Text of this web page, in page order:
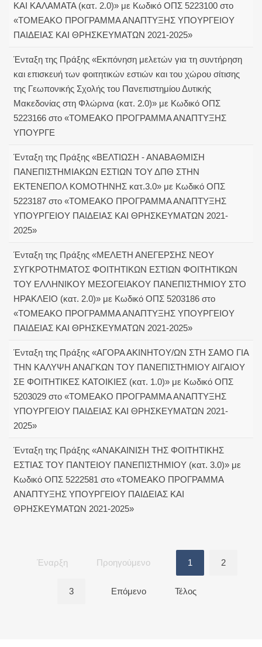
ΚΑΙ ΚΑΛΑΜΑΤΑ (κατ. 2.0)» με Κωδικό ΟΠΣ 5223100 στο
«ΤΟΜΕΑΚΟ ΠΡΟΓΡΑΜΜΑ ΑΝΑΠΤΥΞΗΣ ΥΠΟΥΡΓΕΙΟΥ
ΠΑΙΔΕΙΑΣ ΚΑΙ ΘΡΗΣΚΕΥΜΑΤΩΝ 2021-2025»
Ένταξη της Πράξης «Εκπόνηση μελετών για τη συντήρηση
και επισκευή των φοιτητικών εστιών και του χώρου σίτισης
της Γεωπονικής Σχολής του Πανεπιστημίου Δυτικής
Μακεδονίας στη Φλώρινα (κατ. 2.0)» με Κωδικό ΟΠΣ
5223166 στο «ΤΟΜΕΑΚΟ ΠΡΟΓΡΑΜΜΑ ΑΝΑΠΤΥΞΗΣ
ΥΠΟΥΡΓΕ
Ένταξη της Πράξης «ΒΕΛΤΙΩΣΗ - ΑΝΑΒΑΘΜΙΣΗ
ΠΑΝΕΠΙΣΤΗΜΙΑΚΩΝ ΕΣΤΙΩΝ ΤΟΥ ΔΠΘ ΣΤΗΝ
ΕΚΤΕΝΕΠΟΛ ΚΟΜΟΤΗΝΗΣ κατ.3.0» με Κωδικό ΟΠΣ
5223187 στο «ΤΟΜΕΑΚΟ ΠΡΟΓΡΑΜΜΑ ΑΝΑΠΤΥΞΗΣ
ΥΠΟΥΡΓΕΙΟΥ ΠΑΙΔΕΙΑΣ ΚΑΙ ΘΡΗΣΚΕΥΜΑΤΩΝ 2021-
2025»
Ένταξη της Πράξης «ΜΕΛΕΤΗ ΑΝΕΓΕΡΣΗΣ ΝΕΟΥ
ΣΥΓΚΡΟΤΗΜΑΤΟΣ ΦΟΙΤΗΤΙΚΩΝ ΕΣΤΙΩΝ ΦΟΙΤΗΤΙΚΩΝ
ΤΟΥ ΕΛΛΗΝΙΚΟΥ ΜΕΣΟΓΕΙΑΚΟΥ ΠΑΝΕΠΙΣΤΗΜΙΟΥ ΣΤΟ
ΗΡΑΚΛΕΙΟ (κατ. 2.0)» με Κωδικό ΟΠΣ 5203186 στο
«ΤΟΜΕΑΚΟ ΠΡΟΓΡΑΜΜΑ ΑΝΑΠΤΥΞΗΣ ΥΠΟΥΡΓΕΙΟΥ
ΠΑΙΔΕΙΑΣ ΚΑΙ ΘΡΗΣΚΕΥΜΑΤΩΝ 2021-2025»
Ένταξη της Πράξης «ΑΓΟΡΑ ΑΚΙΝΗΤΟΥ/ΩΝ ΣΤΗ ΣΑΜΟ ΓΙΑ
ΤΗΝ ΚΑΛΥΨΗ ΑΝΑΓΚΩΝ ΤΟΥ ΠΑΝΕΠΙΣΤΗΜΙΟΥ ΑΙΓΑΙΟΥ
ΣΕ ΦΟΙΤΗΤΙΚΕΣ ΚΑΤΟΙΚΙΕΣ (κατ. 1.0)» με Κωδικό ΟΠΣ
5203029 στο «ΤΟΜΕΑΚΟ ΠΡΟΓΡΑΜΜΑ ΑΝΑΠΤΥΞΗΣ
ΥΠΟΥΡΓΕΙΟΥ ΠΑΙΔΕΙΑΣ ΚΑΙ ΘΡΗΣΚΕΥΜΑΤΩΝ 2021-
2025»
Ένταξη της Πράξης «ΑΝΑΚΑΙΝΙΣΗ ΤΗΣ ΦΟΙΤΗΤΙΚΗΣ
ΕΣΤΙΑΣ ΤΟΥ ΠΑΝΤΕΙΟΥ ΠΑΝΕΠΙΣΤΗΜΙΟΥ (κατ. 3.0)» με
Κωδικό ΟΠΣ 5222581 στο «ΤΟΜΕΑΚΟ ΠΡΟΓΡΑΜΜΑ
ΑΝΑΠΤΥΞΗΣ ΥΠΟΥΡΓΕΙΟΥ ΠΑΙΔΕΙΑΣ ΚΑΙ
ΘΡΗΣΚΕΥΜΑΤΩΝ 2021-2025»
Έναρξη Προηγούμενο 1 2
3 Επόμενο Τέλος